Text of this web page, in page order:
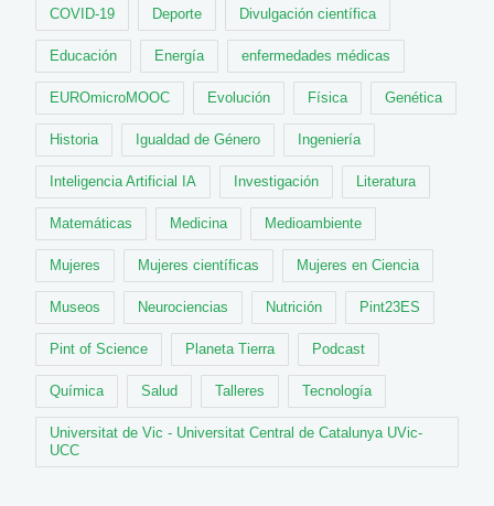
COVID-19 Deporte Divulgación científica
Educación Energía enfermedades médicas
EUROmicroMOOC Evolución Física Genética
Historia Igualdad de Género Ingeniería
Inteligencia Artificial IA Investigación Literatura
Matemáticas Medicina Medioambiente
Mujeres Mujeres científicas Mujeres en Ciencia
Museos Neurociencias Nutrición Pint23ES
Pint of Science Planeta Tierra Podcast
Química Salud Talleres Tecnología
Universitat de Vic - Universitat Central de Catalunya UVic-
UCC